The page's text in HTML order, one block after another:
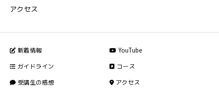
アクセス
新着情報
YouTube
ガイドライン
コース
受講生の感想
アクセス